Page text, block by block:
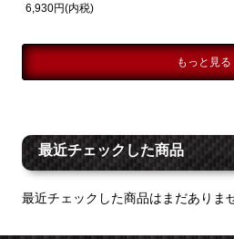
6,930円(内税)
もっと見る
最近チェックした商品
最近チェックした商品はまだありま